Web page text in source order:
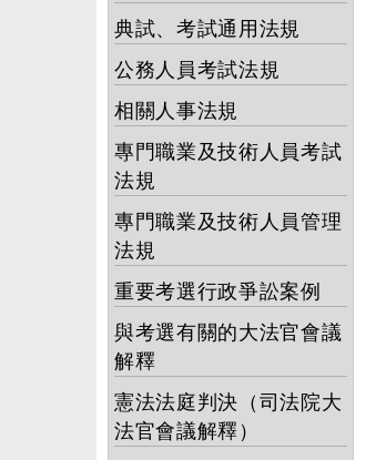
典試、考試通用法規
公務人員考試法規
相關人事法規
專門職業及技術人員考試
法規
專門職業及技術人員管理
法規
重要考選行政爭訟案例
與考選有關的大法官會議
解釋
憲法法庭判決（司法院大
法官會議解釋）